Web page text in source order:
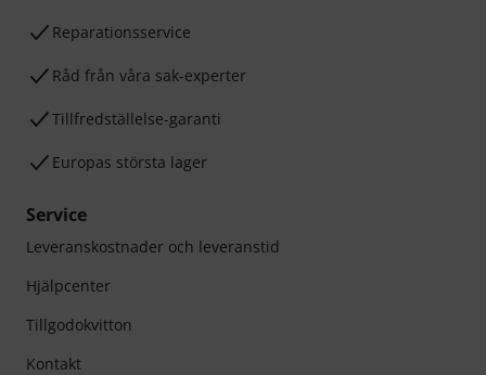
Reparationsservice
Råd från våra sak-experter
Tillfredställelse-garanti
Europas största lager
Service
Leveranskostnader och leveranstid
Hjälpcenter
Tillgodokvitton
Kontakt